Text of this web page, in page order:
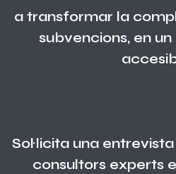
a transformar la
subvencions, en
Sol·licita una
consultors experts